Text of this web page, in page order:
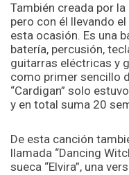
También creada por
pero con él llevando
esta ocasión. Es una
batería, percusión,
guitarras eléctricas y
como primer sencillo
“Cardigan” solo
y en total suma 20
De esta canción
llamada “Dancing
sueca “Elvira”, una